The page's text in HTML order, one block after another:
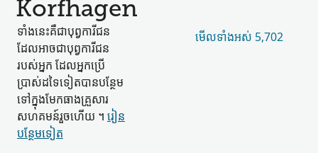
Korfhagen
ទាំងនេះ​គឺជា​បុព្វការីជន​
ដែល​អាចជា​បុព្វការីជន​
របស់​អ្នក ដែល​អ្នកប្រើ
ប្រាស់​ដទៃ​ទៀត​បាន​បន្ថែម​
ទៅក្នុង​មែកធាង​គ្រួសារ​
សហគមន៍​រួចហើយ ។ រៀន​
បន្ថែម​ទៀត
មើល​ទាំងអស់ 5,702